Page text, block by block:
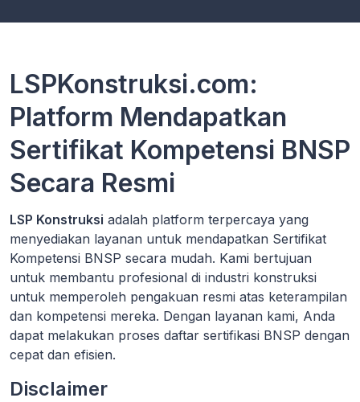
LSPKonstruksi.com:
Platform Mendapatkan
Sertifikat Kompetensi BNSP
Secara Resmi
LSP Konstruksi adalah platform terpercaya yang
menyediakan layanan untuk mendapatkan Sertifikat
Kompetensi BNSP secara mudah. Kami bertujuan
untuk membantu profesional di industri konstruksi
untuk memperoleh pengakuan resmi atas keterampilan
dan kompetensi mereka. Dengan layanan kami, Anda
dapat melakukan proses daftar sertifikasi BNSP dengan
cepat dan efisien.
Disclaimer